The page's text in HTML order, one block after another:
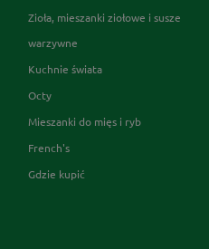
Zioła, mieszanki ziołowe i susze
warzywne
Kuchnie świata
Octy
Mieszanki do mięs i ryb
French's
Gdzie kupić